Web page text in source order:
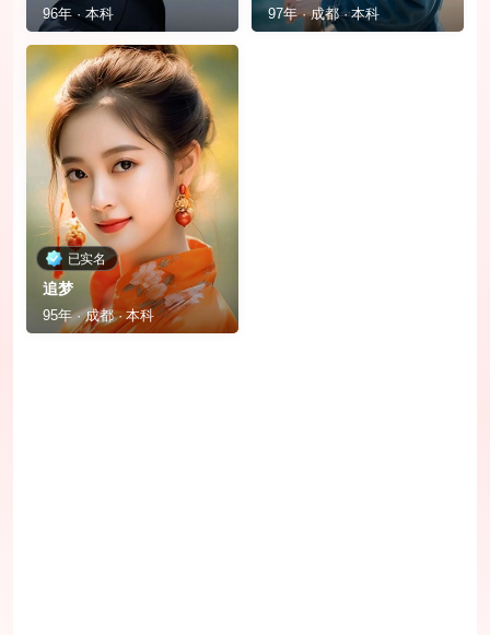
96年 · 本科 97年 · 成都 · 本科
已实名
追梦
95年 · 成都 · 本科